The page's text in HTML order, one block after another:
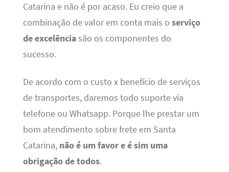
Catarina e não é por acaso. Eu creio que a
combinação de valor em conta mais o serviço
de excelênciasão os componentes do
sucesso.
De acordo com o custo x benefício de serviços
de transportes, daremos todo suporte via
telefone ou Whatsapp. Porque lhe prestar um
bom atendimento sobre frete em Santa
Catarina, não é um favor e é sim uma
obrigação de todos.